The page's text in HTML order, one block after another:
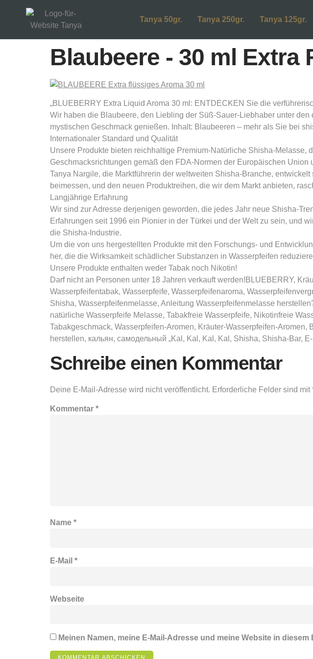
Tanya 50gr. Tanya 250gr. Tanya 125gr.
Blaubeere - 30 ml Extra
„BLUEBERRY Extra Liquid Aroma 30 ml: ENTDECKEN Sie die
Wir haben die Blaubeere, den Liebling der Süß-Sauer-Liebhaber unter
mystischen Geschmack genießen. Inhalt: Blaubeeren – mehr als Sie bei
Internationaler Standard und Qualität
Unsere Produkte bieten reichhaltige Premium-Natürliche Shisha-
Geschmacksrichtungen gemäß den FDA-Normen der Europäischen Union
Tanya Nargile, die Marktführerin der weltweiten Shisha-Branche,
beimessen, und den neuen Produktreihen, die wir dem Markt anbieten,
Langjährige Erfahrung
Wir sind zur Adresse derjenigen geworden, die jedes Jahr neue Shisha-
Erfahrungen seit 1996 ein Pionier in der Türkei und der Welt zu sein, und
die Shisha-Industrie.
Um die von uns hergestellten Produkte mit den Forschungs- und
her, die die Wirksamkeit schädlicher Substanzen in Wasserpfeifen
Unsere Produkte enthalten weder Tabak noch Nikotin!
Darf nicht an Personen unter 18 Jahren verkauft werden!BLUEBERRY,
Wasserpfeifentabak, Wasserpfeife, Wasserpfeifenaroma,
Shisha, Wasserpfeifenmelasse, Anleitung Wasserpfeifenmelasse
natürliche Wasserpfeife Melasse, Tabakfreie Wasserpfeife, Nikotinfreie
Tabakgeschmack, Wasserpfeifen-Aromen, Kräuter-Wasserpfeifen-
herstellen, кальян, самодельный „Kal, Kal, Kal, Kal, Shisha, Shisha-Bar,
Schreibe einen Kommentar
Deine E-Mail-Adresse wird nicht veröffentlicht. Erforderliche Felder sind mit
Kommentar *
Name *
E-Mail *
Webseite
Meinen Namen, meine E-Mail-Adresse und meine Website in